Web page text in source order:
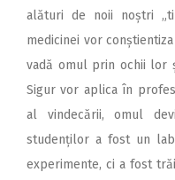
alături de noii noștri
medicinei vor
vadă omul prin ochii lor
Sigur vor aplica în
al vindecării, omul
studenților a fost un
experimente, ci a fost